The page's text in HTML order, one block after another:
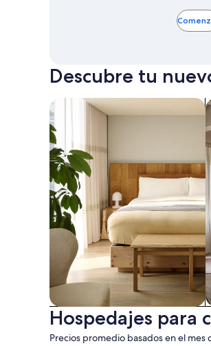
Descubre tu
Apart-hoteles
Buscar apart-hoteles
Hospedajes para
Precios promedio basados en el mes